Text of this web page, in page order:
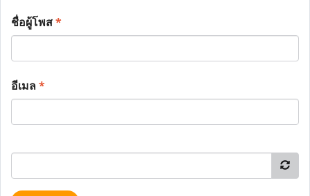
ชื่อผู้โพส*
อีเมล*